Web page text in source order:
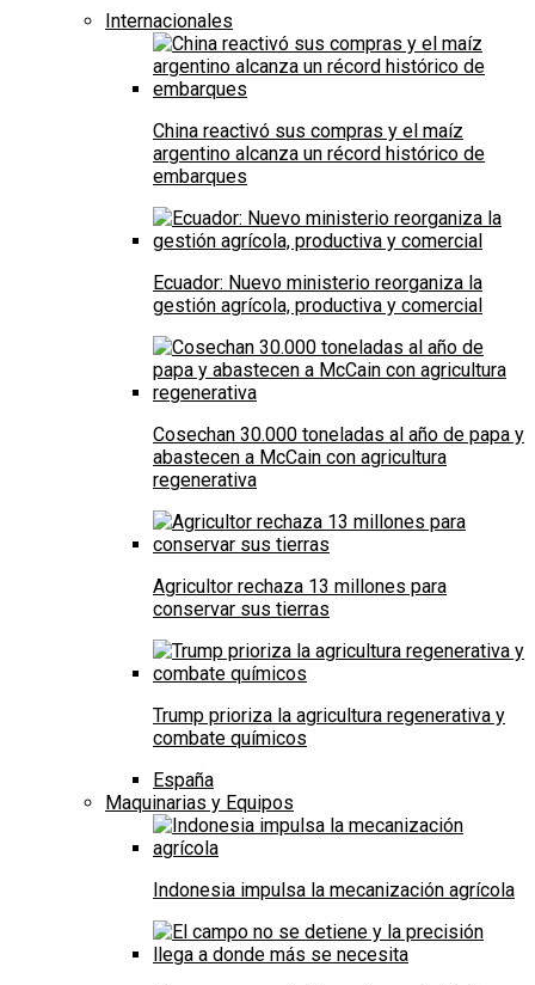
Internacionales
China reactivó sus compras y el maíz
argentino alcanza un récord histórico de
embarques
Ecuador: Nuevo ministerio reorganiza la
gestión agrícola, productiva y comercial
Cosechan 30.000 toneladas al año de papa y
abastecen a McCain con agricultura
regenerativa
Agricultor rechaza 13 millones para
conservar sus tierras
Trump prioriza la agricultura regenerativa y
combate químicos
España
Maquinarias y Equipos
Indonesia impulsa la mecanización agrícola